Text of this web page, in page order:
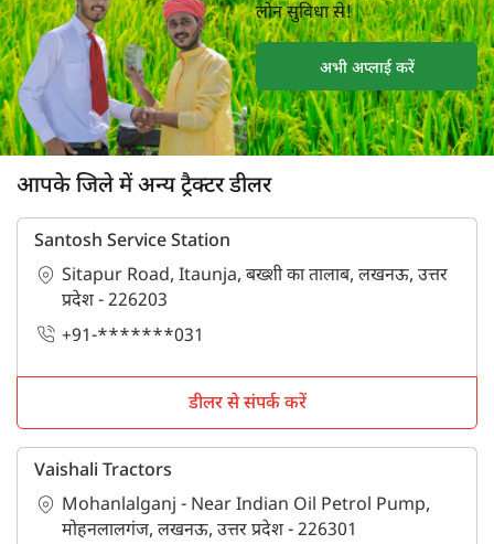
लोन सुविधा से!
अभी अप्लाई करें
आपके जिले में अन्य ट्रैक्टर डीलर
Santosh Service Station
Sitapur Road, Itaunja, बख्शी का तालाब, लखनऊ, उत्तर
प्रदेश - 226203
+91-*******031
डीलर से संपर्क करें
Vaishali Tractors
Mohanlalganj - Near Indian Oil Petrol Pump,
मोहनलालगंज, लखनऊ, उत्तर प्रदेश - 226301